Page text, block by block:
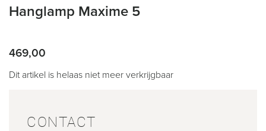
de
afbeeldingen-
van
Hanglamp Maxime 5
469,00
Dit artikel is helaas niet meer verkrijgbaar
CONTACT